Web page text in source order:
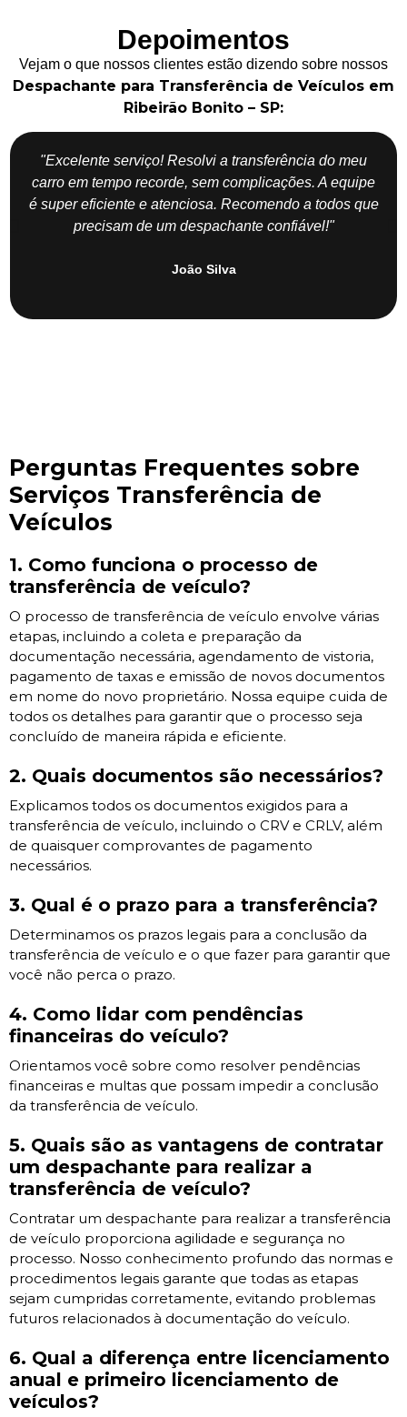
Depoimentos
Vejam o que nossos clientes estão dizendo sobre nossos
Despachante para Transferência de Veículos em
Ribeirão Bonito – SP:
"Excelente serviço! Resolvi a transferência do meu
carro em tempo recorde, sem complicações. A equipe
é super eficiente e atenciosa. Recomendo a todos que
precisam de um despachante confiável!"
João Silva
Perguntas Frequentes sobre
Serviços Transferência de
Veículos
1. Como funciona o processo de
transferência de veículo?
O processo de transferência de veículo envolve várias
etapas, incluindo a coleta e preparação da
documentação necessária, agendamento de vistoria,
pagamento de taxas e emissão de novos documentos
em nome do novo proprietário. Nossa equipe cuida de
todos os detalhes para garantir que o processo seja
concluído de maneira rápida e eficiente.
2. Quais documentos são necessários?
Explicamos todos os documentos exigidos para a
transferência de veículo, incluindo o CRV e CRLV, além
de quaisquer comprovantes de pagamento
necessários.
3. Qual é o prazo para a transferência?
Determinamos os prazos legais para a conclusão da
transferência de veículo e o que fazer para garantir que
você não perca o prazo.
4. Como lidar com pendências
financeiras do veículo?
Orientamos você sobre como resolver pendências
financeiras e multas que possam impedir a conclusão
da transferência de veículo.
5. Quais são as vantagens de contratar
um despachante para realizar a
transferência de veículo?
Contratar um despachante para realizar a transferência
de veículo proporciona agilidade e segurança no
processo. Nosso conhecimento profundo das normas e
procedimentos legais garante que todas as etapas
sejam cumpridas corretamente, evitando problemas
futuros relacionados à documentação do veículo.
6. Qual a diferença entre licenciamento
anual e primeiro licenciamento de
veículos?